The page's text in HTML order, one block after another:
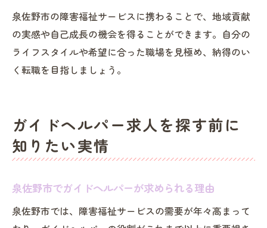
泉佐野市の障害福祉サービスに携わることで、地域貢献
の実感や自己成長の機会を得ることができます。自分の
ライフスタイルや希望に合った職場を見極め、納得のい
く転職を目指しましょう。
ガイドヘルパー求人を探す前に
知りたい実情
泉佐野市でガイドヘルパーが求められる理由
泉佐野市では、障害福祉サービスの需要が年々高まって